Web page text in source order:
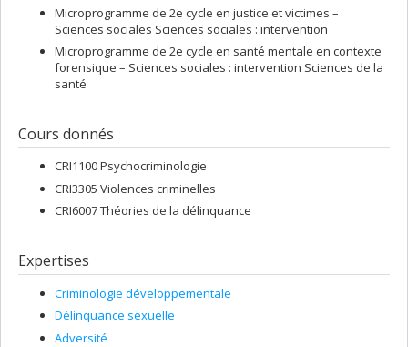
Microprogramme de 2e cycle en justice et victimes –
Sciences sociales Sciences sociales : intervention
Microprogramme de 2e cycle en santé mentale en contexte
forensique – Sciences sociales : intervention Sciences de la
santé
Cours donnés
CRI1100 Psychocriminologie
CRI3305 Violences criminelles
CRI6007 Théories de la délinquance
Expertises
Criminologie développementale
Délinquance sexuelle
Adversité